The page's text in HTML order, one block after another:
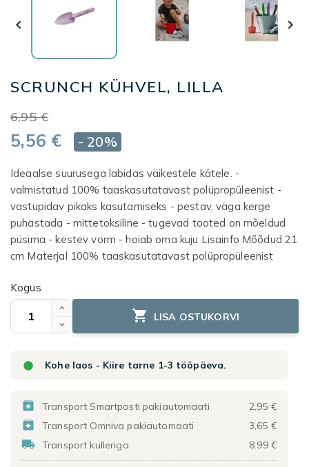
 
SCRUNCH KÜHVEL, LILLA
6,95 €
5,56 € - 20%
Ideaalse suurusega labidas väikestele kätele. -
valmistatud 100% taaskasutatavast polüpropüleenist -
vastupidav pikaks kasutamiseks - pestav, väga kerge
puhastada - mittetoksiline - tugevad tooted on mõeldud
püsima - kestev vorm - hoiab oma kuju Lisainfo Mõõdud 21
cm Materjal 100% taaskasutatavast polüpropüleenist
Kogus
 LISA OSTUKORVI
 Kohe laos - Kiire tarne 1-3 tööpäeva.
 Transport Smartposti pakiautomaati 2,95 €
 Transport Omniva pakiautomaati 3,65 €
 Transport kulleriga 8.99 €